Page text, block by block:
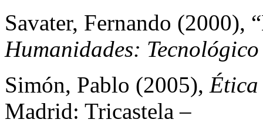
Savater, Fernando (2000),
Humanidades:
Simón, Pablo (2005), Ética
Madrid: Tricastela –